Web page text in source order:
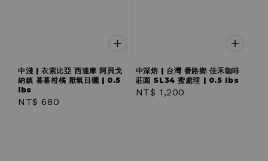
中淺 | 衣索比亞 西達摩 阿貝戈
納鎮 暮暮柑橘 厭氧日曬 | 0.5
lbs
Regular
NT$ 680
中深焙 | 台灣 番路鄉 佳禾咖啡
莊園 SL34 蜜處理 | 0.5 lbs
Regular
NT$ 1,200